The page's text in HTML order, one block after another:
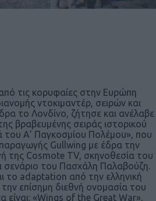
τις κορυφαίες στην Ευρώπη
ντοκιμαντέρ, σειρών και
το Λονδίνο, ζήτησε και ανέλαβε
βραβευμένης σειράς ιστορικού
του Α’ Παγκοσμίου Πολέμου», που
Gullwing με έδρα την
της Cosmote TV, σκηνοθεσία του
σενάριο του Πασχάλη Παλαβούζη.
το adaptation από την ελληνική
επίσημη διεθνή ονομασία του
είναι: «Wings of the Great War».